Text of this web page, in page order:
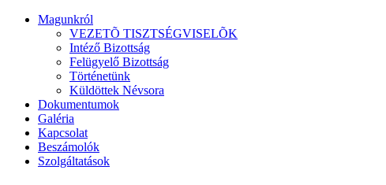
Magunkról
VEZETÕ TISZTSÉGVISELÕK
Intéző Bizottság
Felügyelő Bizottság
Történetünk
Küldöttek Névsora
Dokumentumok
Galéria
Kapcsolat
Beszámolók
Szolgáltatások